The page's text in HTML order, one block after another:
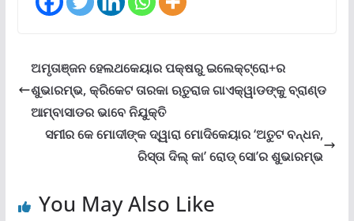
ଅମୃତାଞ୍ଜନ ହେଲଥକେୟାର ପକ୍ଷରୁ ଇଲେକ୍ଟ୍ରୋ+ର
ଶୁଭାରମ୍ଭ, କ୍ରିକେଟ ତାରକା ଋତୁରାଜ ଗାଏକ୍ୱାଡଙ୍କୁ ବ୍ରାଣ୍ଡ
ଆମ୍ବାସାଡର ଭାବେ ନିଯୁକ୍ତି
ସମୀର କେ ମୋଦୀଙ୍କ ଦ୍ୱାରା ମୋଦିକେୟାର ‘ଅତୁଟ ବନ୍ଧନ,
ରିସ୍ତା ଦିଲ୍ କା’ ରୋଡ୍ ସୋ’ର ଶୁଭାରମ୍ଭ
You May Also Like